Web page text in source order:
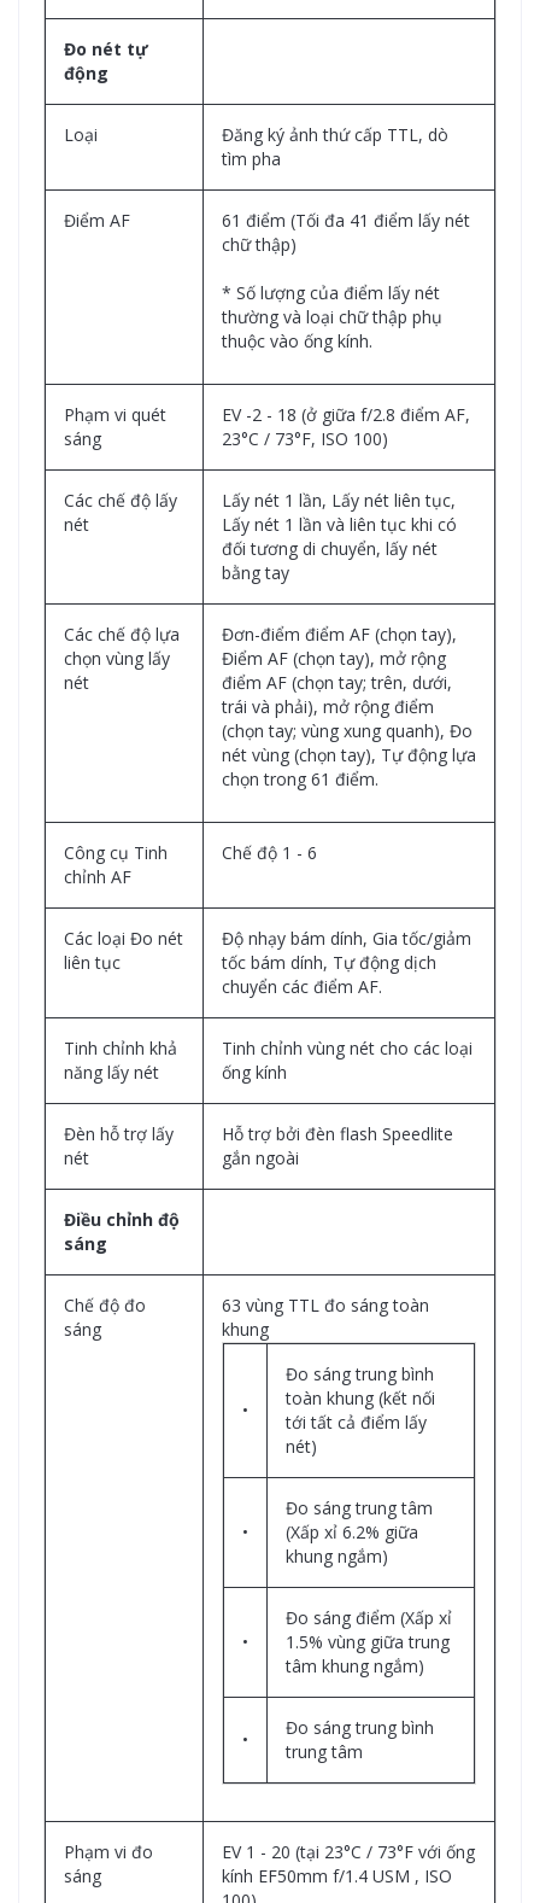
Đo nét tự
động
Loại
Đăng ký ảnh thứ cấp TTL, dò
tìm pha
Điểm AF
61 điểm (Tối đa 41 điểm lấy nét
chữ thập)
* Số lượng của điểm lấy nét
thường và loại chữ thập phụ
thuộc vào ống kính.
Phạm vi quét
sáng
EV -2 - 18 (ở giữa f/2.8 điểm AF,
23°C / 73°F, ISO 100)
Các chế độ lấy
nét
Lấy nét 1 lần, Lấy nét liên tục,
Lấy nét 1 lần và liên tục khi có
đối tương di chuyển, lấy nét
bằng tay
Các chế độ lựa
chọn vùng lấy
nét
Đơn-điểm điểm AF (chọn tay),
Điểm AF (chọn tay), mở rộng
điểm AF (chọn tay; trên, dưới,
trái và phải), mở rộng điểm
(chọn tay; vùng xung quanh), Đo
nét vùng (chọn tay), Tự động lựa
chọn trong 61 điểm.
Công cụ Tinh
chỉnh AF
Chế độ 1 - 6
Các loại Đo nét
liên tục
Độ nhạy bám dính, Gia tốc/giảm
tốc bám dính, Tự động dịch
chuyển các điểm AF.
Tinh chỉnh khả
năng lấy nét
Tinh chỉnh vùng nét cho các loại
ống kính
Đèn hỗ trợ lấy
nét
Hỗ trợ bởi đèn flash Speedlite
gắn ngoài
Điều chỉnh độ
sáng
Chế độ đo
sáng
63 vùng TTL đo sáng toàn
khung
•
Đo sáng trung bình
toàn khung (kết nối
tới tất cả điểm lấy
nét)
•
Đo sáng trung tâm
(Xấp xỉ 6.2% giữa
khung ngắm)
•
Đo sáng điểm (Xấp xỉ
1.5% vùng giữa trung
tâm khung ngắm)
•
Đo sáng trung bình
trung tâm
Phạm vi đo
sáng
EV 1 - 20 (tại 23°C / 73°F với ống
kính EF50mm f/1.4 USM , ISO